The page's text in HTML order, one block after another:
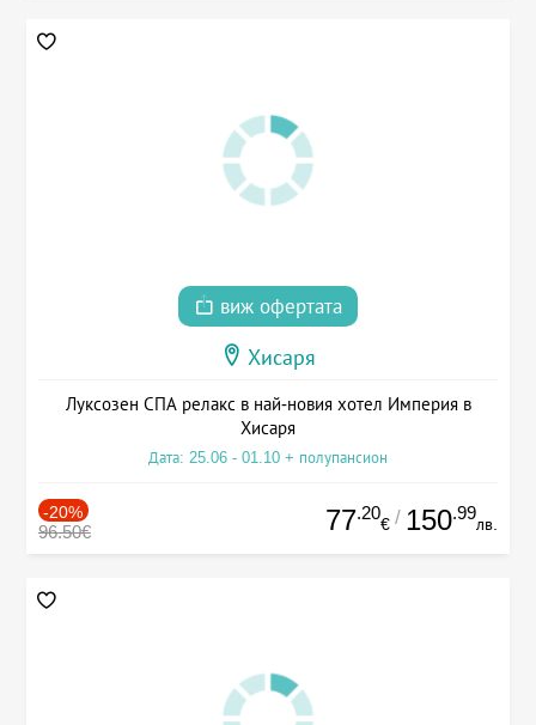
виж офертата
Хисаря
Луксозен СПА релакс в най-новия хотел Империя в
Хисаря
Дата: 25.06 - 01.10 + полупансион
-20%
96.50€ 77.20
€ / 150.99
лв.